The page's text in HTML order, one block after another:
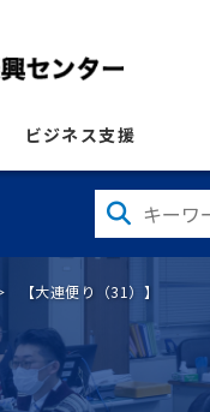
ビジネス支援
【大連便り（31）】